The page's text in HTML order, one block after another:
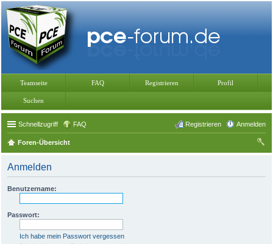
Teamseite FAQ Registrieren Profil
Suchen
Schnellzugriff FAQ Anmelden
Registrieren
Foren-Übersicht
Anmelden
Benutzername:
Passwort:
Ich habe mein Passwort vergessen